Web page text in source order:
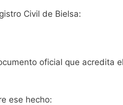
Civil de Bielsa:
oficial que acredita
ese hecho: